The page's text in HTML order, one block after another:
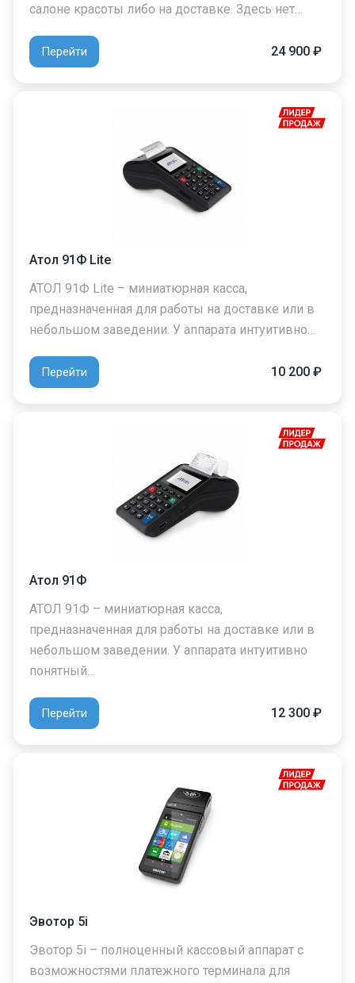
салоне красоты либо на доставке. Здесь нет…
Перейти 24 900 ₽
Атол 91Ф Lite
АТОЛ 91Ф Lite – миниатюрная касса,
предназначенная для работы на доставке или в
небольшом заведении. У аппарата интуитивно…
Перейти 10 200 ₽
Атол 91Ф
АТОЛ 91Ф – миниатюрная касса,
предназначенная для работы на доставке или в
небольшом заведении. У аппарата интуитивно
понятный…
Перейти 12 300 ₽
Эвотор 5i
Эвотор 5i – полноценный кассовый аппарат с
возможностями платежного терминала для